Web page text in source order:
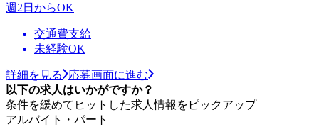
週2日からOK
交通費支給
未経験OK
詳細を見る
応募画面に進む
以下の求人はいかがですか？
条件を緩めてヒットした求人情報をピックアップ
アルバイト・パート